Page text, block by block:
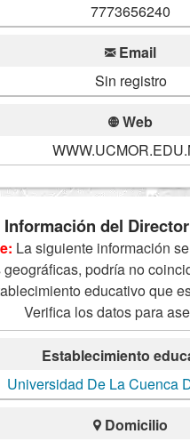
7773656240
Email
Sin registro
Web
Información del
La siguiente información
podría no
educativo que
Verifica los datos para
Establecimiento
Universidad De La Cuenca
Domicilio